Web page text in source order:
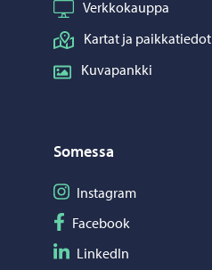
Verkkokauppa
Kartat ja paikkatiedot
Kuvapankki
Somessa
Seuraa Instagram
Instagram
Seuraa Facebook
Facebook
Seuraa LinkedIn
LinkedIn